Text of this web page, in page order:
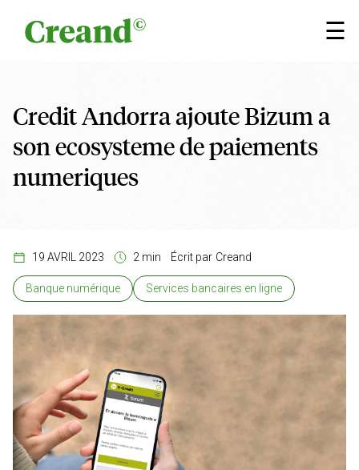
☰
×
Credit Andorra ajoute Bizum a
son ecosysteme de paiements
numeriques
19 AVRIL 2023 2 min Écrit par Creand
Banque numérique Services bancaires en ligne